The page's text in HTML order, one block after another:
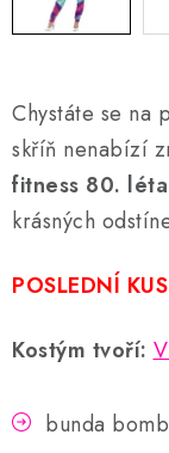
Chystáte se na
skříň nenabízí
fitness 80. léta
krásných
POSLEDNÍ
Kostým tvoří:
bunda